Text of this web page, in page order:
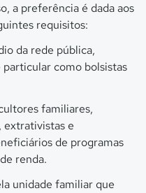
a preferência é dada aos
requisitos:
da rede pública,
como bolsistas
familiares,
extrativistas e
de programas
renda.
unidade familiar que